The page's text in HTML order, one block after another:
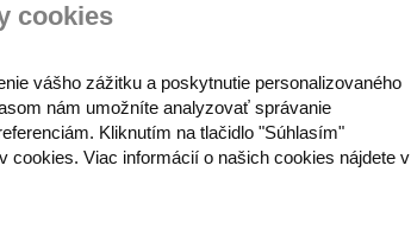
cookies
vášho zážitku a poskytnutie personalizovaného
nám umožníte analyzovať správanie
Kliknutím na tlačidlo "Súhlasím"
Viac informácií o našich cookies nájdete v